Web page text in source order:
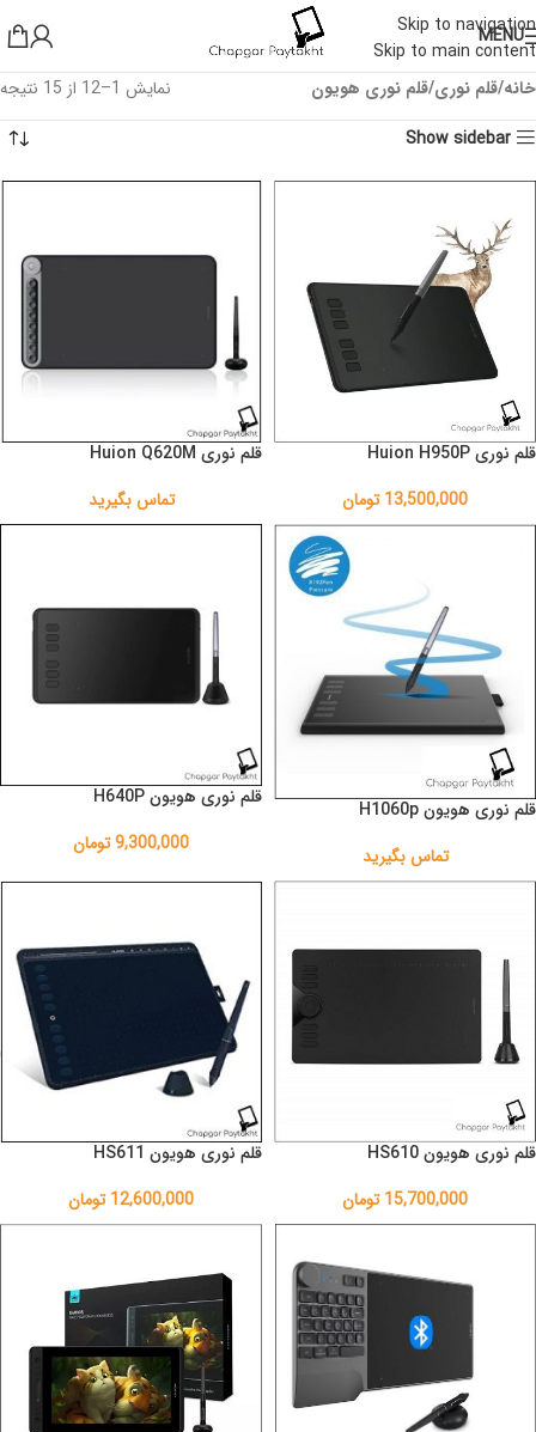
Skip to navigation
Skip to main content
MENU
خانه قلم نوری قلم نوری هویون
نمایش 1–12 از 15 نتیجه
Show sidebar
قلم نوری Huion H950P
13,500,000 تومان
قلم نوری Huion Q620M
تماس بگیرید
قلم نوری هویون H1060p
تماس بگیرید
قلم نوری هویون H640P
9,300,000تومان
قلم نوری هویون HS610
15,700,000 تومان
قلم نوری هویون HS611
12,600,000 تومان